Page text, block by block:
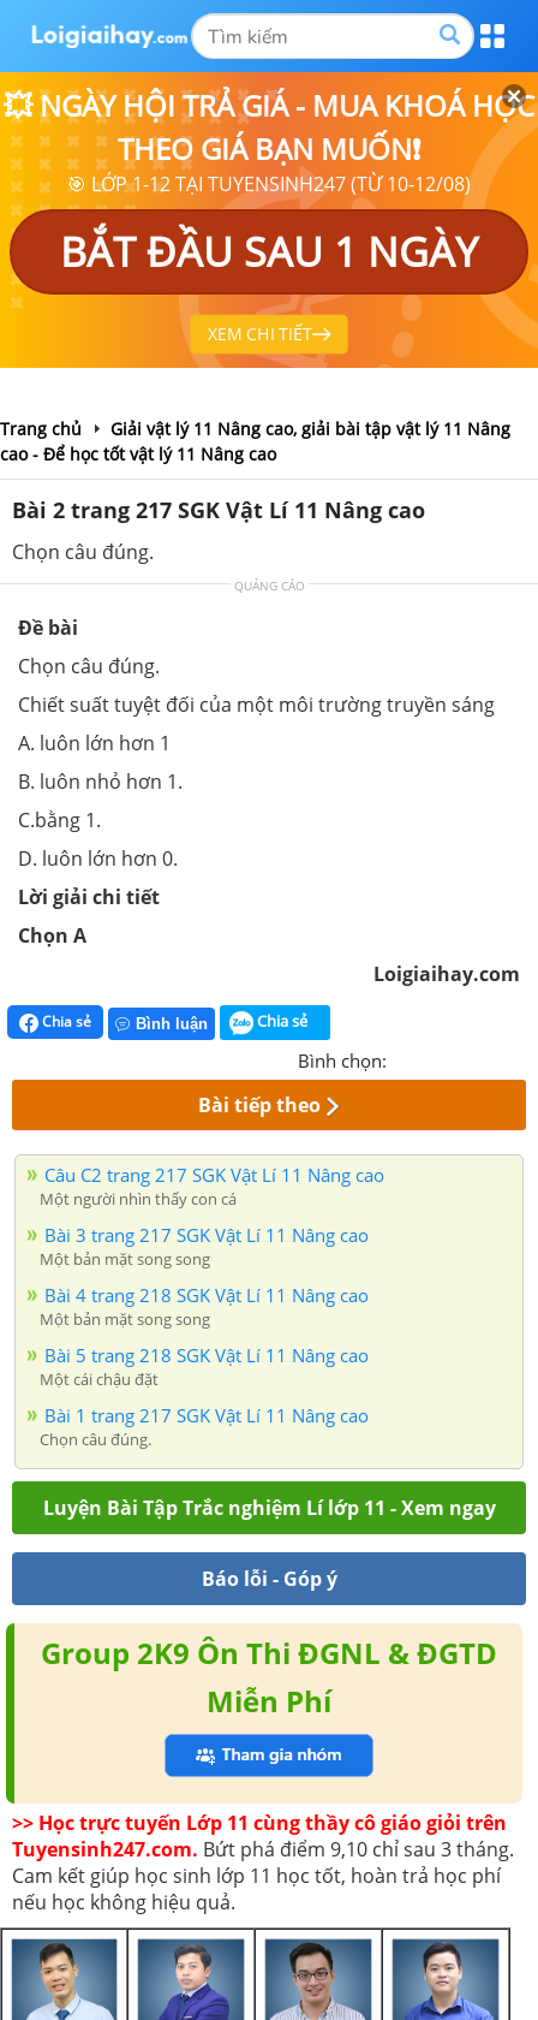
💥 NGÀY HỘI TRẢ GIÁ - MUA KHOÁ HỌC
THEO GIÁ BẠN MUỐN❗
🎯 LỚP 1-12 TẠI TUYENSINH247 (TỪ 10-12/08)
BẮT ĐẦU SAU 1 NGÀY
XEM CHI TIẾT
Trang chủ
Giải vật lý 11 Nâng cao, giải bài tập vật lý 11 Nâng
cao - Để học tốt vật lý 11 Nâng cao
Bài 2 trang 217 SGK Vật Lí 11 Nâng cao
Chọn câu đúng.
QUẢNG CÁO
Đề bài
Chọn câu đúng.
Chiết suất tuyệt đối của một môi trường truyền sáng
A. luôn lớn hơn 1
B. luôn nhỏ hơn 1.
C.bằng 1.
D. luôn lớn hơn 0.
Lời giải chi tiết
Chọn A
Loigiaihay.com
Chia sẻ Bình luận Chia sẻ
Bình chọn:
Bài tiếp theo
Câu C2 trang 217 SGK Vật Lí 11 Nâng cao
Một người nhìn thấy con cá
Bài 3 trang 217 SGK Vật Lí 11 Nâng cao
Một bản mặt song song
Bài 4 trang 218 SGK Vật Lí 11 Nâng cao
Một bản mặt song song
Bài 5 trang 218 SGK Vật Lí 11 Nâng cao
Một cái chậu đặt
Bài 1 trang 217 SGK Vật Lí 11 Nâng cao
Chọn câu đúng.
Luyện Bài Tập Trắc nghiệm Lí lớp 11 - Xem ngay
Báo lỗi - Góp ý
Group 2K9 Ôn Thi ĐGNL & ĐGTD
Miễn Phí
>> Học trực tuyến Lớp 11 cùng thầy cô giáo giỏi trên
Tuyensinh247.com. Bứt phá điểm 9,10 chỉ sau 3 tháng.
Cam kết giúp học sinh lớp 11 học tốt, hoàn trả học phí
nếu học không hiệu quả.